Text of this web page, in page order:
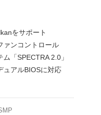
をサポート
ァンコントロール
「SPECTRA 2.0」
ュアルBIOSに対応